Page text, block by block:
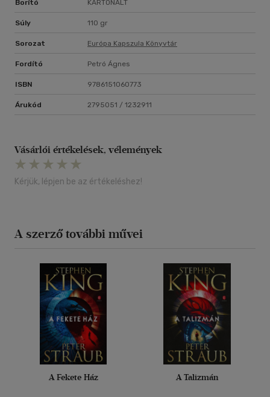
Borító KARTONÁLT
Súly 110 gr
Sorozat Európa Kapszula Könyvtár
Fordító Petró Ágnes
ISBN 9786151060773
Árukód 2795051 / 1232911
Vásárlói értékelések, vélemények
Kérjük, lépjen be az értékeléshez!
A szerző további művei
A Fekete Ház A Talizmán